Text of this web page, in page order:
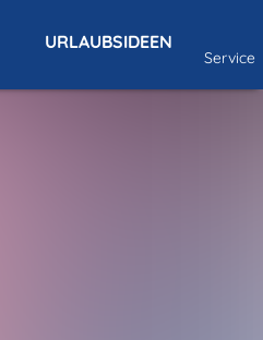
URLAUBSIDEEN
Service